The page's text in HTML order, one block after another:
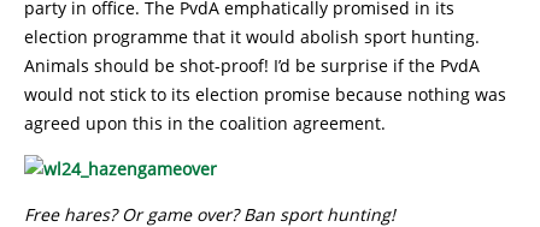
party in office. The PvdA emphatically promised in its
election programme that it would abolish sport hunting.
Animals should be shot-proof! I’d be surprise if the PvdA
would not stick to its election promise because nothing was
agreed upon this in the coalition agreement.
Free hares? Or game over? Ban sport hunting!